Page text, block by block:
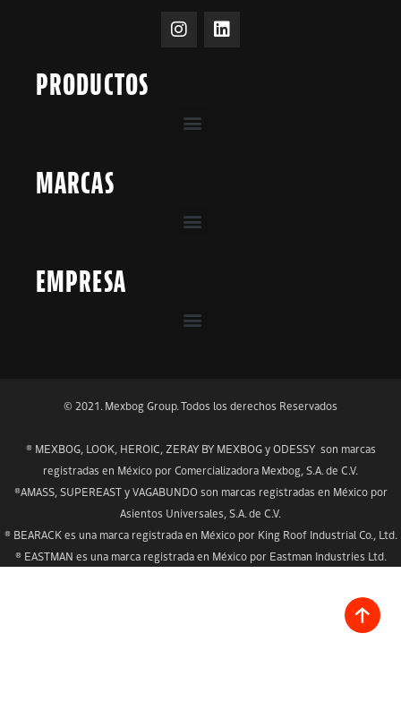
PRODUCTOS
MARCAS
EMPRESA
© 2021. Mexbog Group. Todos los derechos Reservados
® MEXBOG, LOOK, HEROIC, ZERAY BY MEXBOG y ODESSY son marcas
registradas en México por Comercializadora Mexbog, S.A. de C.V.
®AMASS, SUPEREAST y VAGABUNDO son marcas registradas en México por
Asientos Universales, S.A. de C.V.
® BEARACK es una marca registrada en México por King Roof Industrial Co., Ltd.
® EASTMAN es una marca registrada en México por Eastman Industries Ltd.